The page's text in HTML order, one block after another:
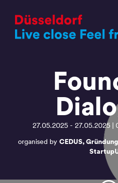
27.05.2025 - 27.05.2025 |
organised by CEDUS,